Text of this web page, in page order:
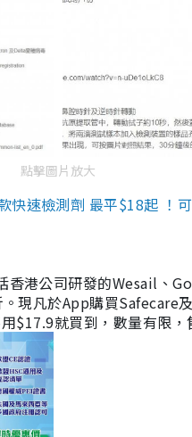
點擊圖片放大
快速檢測劑 最平$18起
香港公司研發的Wesail、
現凡於App購買
$17.9就買到，數量有限，